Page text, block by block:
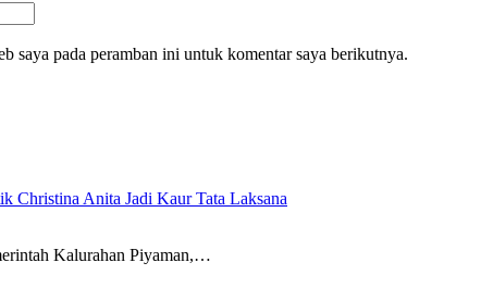
saya pada peramban ini untuk komentar saya berikutnya.
Christina Anita Jadi Kaur Tata Laksana
Kalurahan Piyaman,…